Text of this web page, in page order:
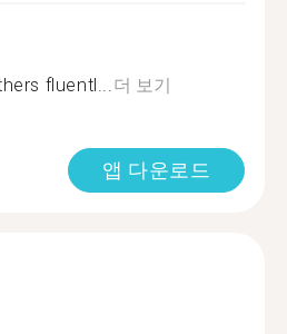
fluentl... 더 보기
앱 다운로드